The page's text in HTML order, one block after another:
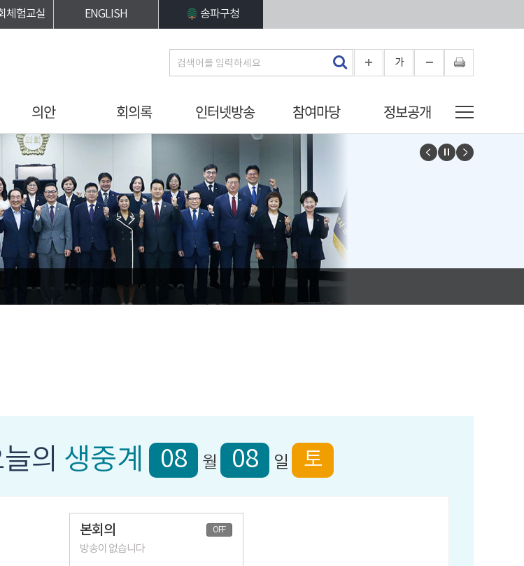
체험교실 ENGLISH 송파구청
가
의안 회의록 인터넷방송 참여마당 정보공개
의 생중계 08 월 08 일 토
본회의 OFF
방송이 없습니다